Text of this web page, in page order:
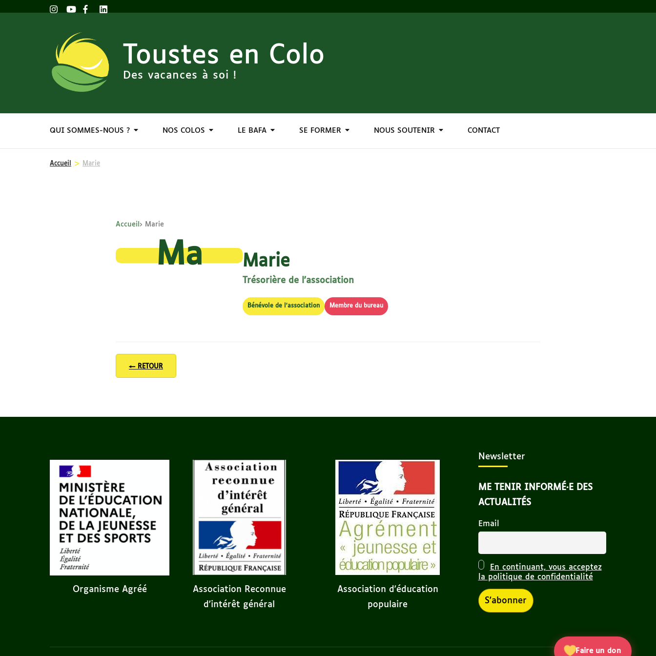
Faire un don
Toustes en Colo
Des vacances à soi !
QUI SOMMES-NOUS ? NOS COLOS LE BAFA SE FORMER NOUS SOUTENIR CONTACT
Accueil > Marie
Accueil Marie
Ma Marie
Trésorière de l'association
Bénévole de l'association Membre du bureau
← RETOUR
Organisme Agréé
Association Reconnue
d'intérêt général
Association d'éducation
populaire
Newsletter
ME TENIR INFORMÉ·E DES
ACTUALITÉS
Email
En continuant, vous acceptez
la politique de confidentialité